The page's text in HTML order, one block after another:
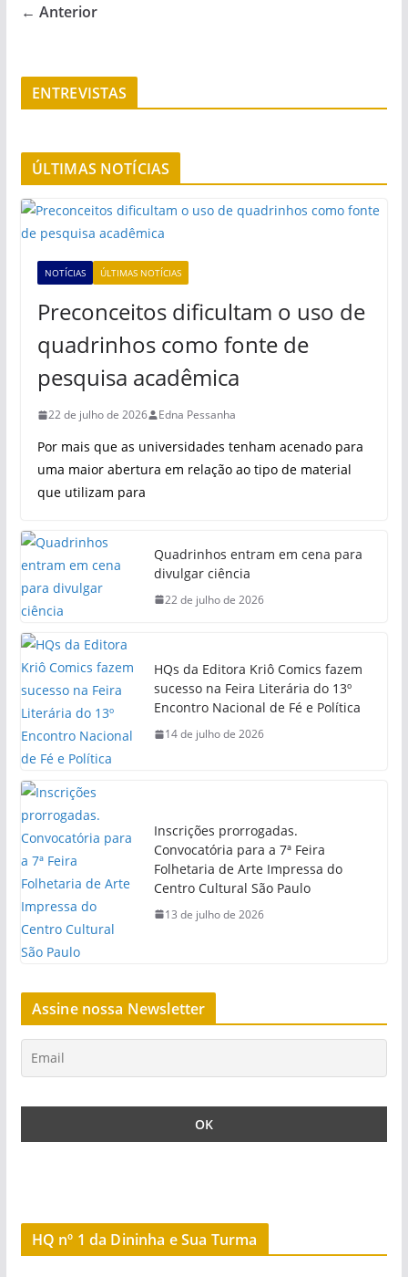
← Anterior
ENTREVISTAS
ÚLTIMAS NOTÍCIAS
NOTÍCIAS ÚLTIMAS NOTÍCIAS
Preconceitos dificultam o uso de
quadrinhos como fonte de
pesquisa acadêmica
22 de julho de 2026 Edna Pessanha
Por mais que as universidades tenham acenado para
uma maior abertura em relação ao tipo de material
que utilizam para
Quadrinhos entram em cena para
divulgar ciência
22 de julho de 2026
HQs da Editora Kriô Comics fazem
sucesso na Feira Literária do 13º
Encontro Nacional de Fé e Política
14 de julho de 2026
Inscrições prorrogadas.
Convocatória para a 7ª Feira
Folhetaria de Arte Impressa do
Centro Cultural São Paulo
13 de julho de 2026
Assine nossa Newsletter
HQ nº 1 da Dininha e Sua Turma